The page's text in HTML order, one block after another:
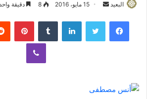
البعيد
س
ل
د
15 مايو، 2016 8 دقيقة
لينكدإن بينتيريست
ڤايبر